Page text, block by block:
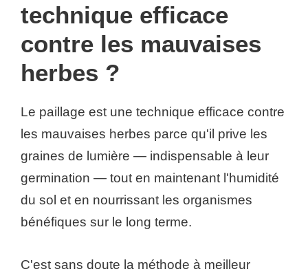
technique efficace
contre les mauvaises
herbes ?
Le paillage est une technique efficace contre
les mauvaises herbes parce qu'il prive les
graines de lumière — indispensable à leur
germination — tout en maintenant l'humidité
du sol et en nourrissant les organismes
bénéfiques sur le long terme.
C'est sans doute la méthode à meilleur